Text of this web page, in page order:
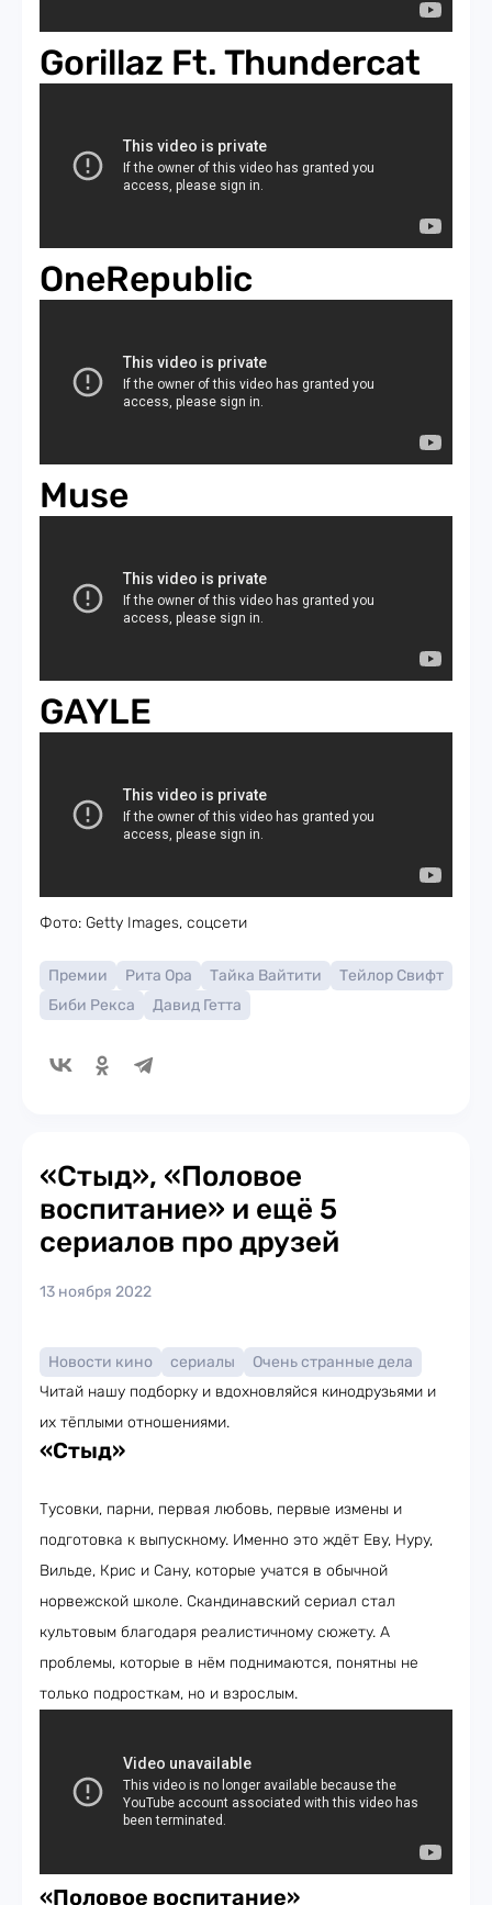
Gorillaz Ft. Thundercat
OneRepublic
Muse
GAYLE
Фото: Getty Images, соцсети
Премии Рита Ора Тайка Вайтити
Тейлор Свифт
Биби Рекса
Давид Гетта
«Стыд», «Половое
воспитание» и ещё 5
сериалов про друзей
13 ноября 2022
Новости кино сериалы
Очень странные дела
Читай нашу подборку и вдохновляйся кинодрузьями и
их тёплыми отношениями.
«Стыд»
Тусовки, парни, первая любовь, первые измены и
подготовка к выпускному. Именно это ждёт Еву, Нуру,
Вильде, Крис и Сану, которые учатся в обычной
норвежской школе. Скандинавский сериал стал
культовым благодаря реалистичному сюжету. А
проблемы, которые в нём поднимаются, понятны не
только подросткам, но и взрослым.
«Половое воспитание»